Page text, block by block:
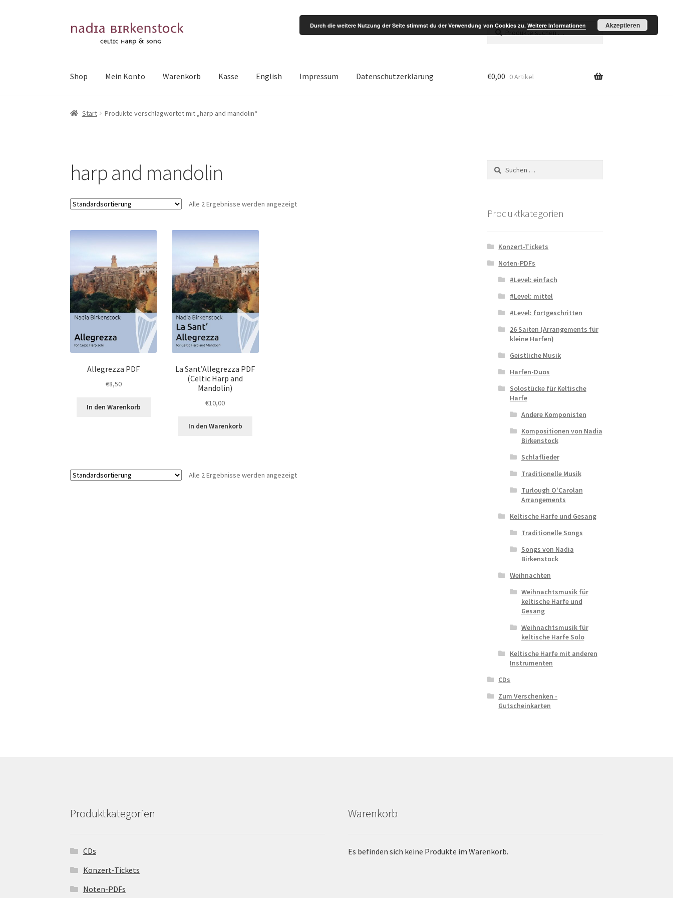
Zur
Navigation
Zum
Suchen
nach:
Suchen
Shop Mein Konto Warenkorb Kasse English Impressum Datenschutzerklärung €0,00 0 Artikel
Start Produkte verschlagwortet mit „harp and mandolin“
harp and mandolin
Alle 2 Ergebnisse werden angezeigt
Allegrezza PDF
€8,50
In den Warenkorb
La Sant’Allegrezza PDF
(Celtic Harp and
Mandolin)
€10,00
In den Warenkorb
Alle 2 Ergebnisse werden angezeigt
Suchen
nach:
Produktkategorien
Konzert-Tickets
Noten-PDFs
#Level: einfach
#Level: mittel
#Level: fortgeschritten
26 Saiten (Arrangements für
kleine Harfen)
Geistliche Musik
Harfen-Duos
Solostücke für Keltische
Harfe
Andere Komponisten
Kompositionen von Nadia
Birkenstock
Schlaflieder
Traditionelle Musik
Turlough O'Carolan
Arrangements
Keltische Harfe und Gesang
Traditionelle Songs
Songs von Nadia
Birkenstock
Weihnachten
Weihnachtsmusik für
keltische Harfe und
Gesang
Weihnachtsmusik für
keltische Harfe Solo
Keltische Harfe mit anderen
Instrumenten
CDs
Zum Verschenken -
Gutscheinkarten
Produktkategorien
CDs
Konzert-Tickets
Noten-PDFs
Warenkorb
Es befinden sich keine Produkte im Warenkorb.
Durch die weitere Nutzung der Seite stimmst du der Verwendung von Cookies zu. Weitere Informationen Akzeptieren